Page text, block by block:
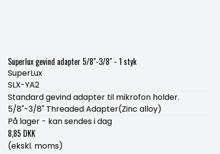
Superlux gevind adapter 5/8"-3/8" - 1 styk
SuperLux
SLX-YA2
Standard gevind adapter til mikrofon holder.
5/8"-3/8" Threaded Adapter(Zinc alloy)
På lager - kan sendes i dag
8,85 DKK
(ekskl. moms)